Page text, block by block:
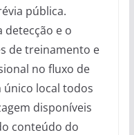
pública.
detecção e o
de treinamento e
no fluxo de
local todos
disponíveis
conteúdo do